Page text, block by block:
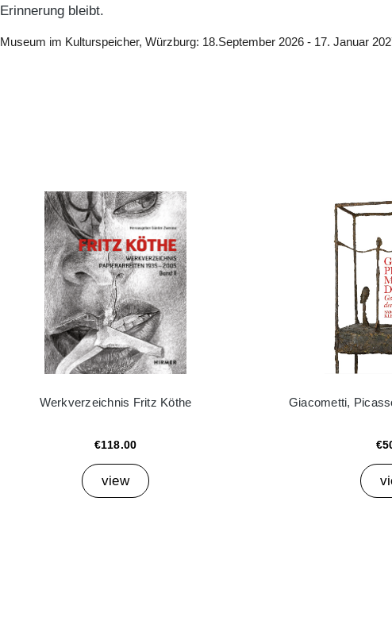
Erinnerung bleibt.
Museum im Kulturspeicher, Würzburg: 18.September 2026 - 17. Januar
Werkverzeichnis Fritz Köthe
€118.00
view
Giacometti,